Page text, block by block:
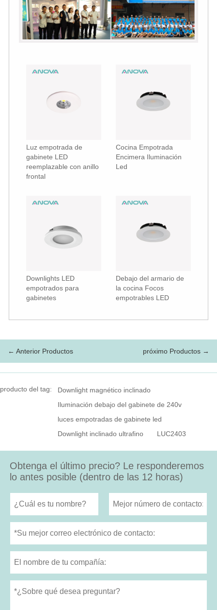
Luz empotrada de
gabinete LED
reemplazable con anillo
frontal
Cocina Empotrada
Encimera Iluminación
Led
Downlights LED
empotrados para
gabinetes
Debajo del armario de
la cocina Focos
empotrables LED
← Anterior Productos próximo Productos →
producto del tag:
Downlight magnético inclinado
Iluminación debajo del gabinete de 240v
luces empotradas de gabinete led
Downlight inclinado ultrafino
LUC2403
Obtenga el último precio? Le responderemos
lo antes posible (dentro de las 12 horas)